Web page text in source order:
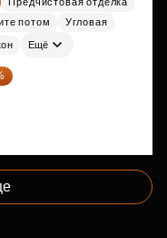
потом
Угловая
Ещё